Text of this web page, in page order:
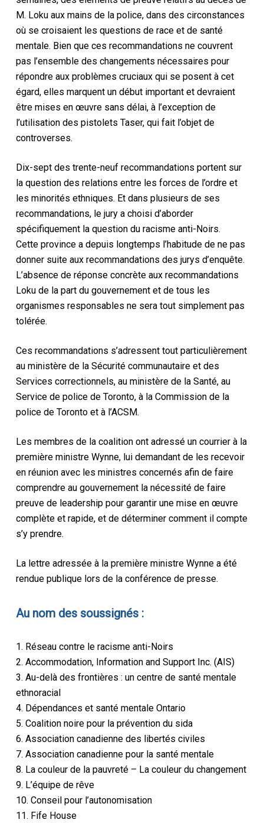
M. Loku aux mains de la police, dans des circonstances
où se croisaient les questions de race et de santé
mentale. Bien que ces recommandations ne couvrent
pas l’ensemble des changements nécessaires pour
répondre aux problèmes cruciaux qui se posent à cet
égard, elles marquent un début important et devraient
être mises en œuvre sans délai, à l’exception de
l’utilisation des pistolets Taser, qui fait l’objet de
controverses.
Dix-sept des trente-neuf recommandations portent sur
la question des relations entre les forces de l’ordre et
les minorités ethniques. Et dans plusieurs de ses
recommandations, le jury a choisi d’aborder
spécifiquement la question du racisme anti-Noirs.
Cette province a depuis longtemps l’habitude de ne pas
donner suite aux recommandations des jurys d’enquête.
L’absence de réponse concrète aux recommandations
Loku de la part du gouvernement et de tous les
organismes responsables ne sera tout simplement pas
tolérée.
Ces recommandations s’adressent tout particulièrement
au ministère de la Sécurité communautaire et des
Services correctionnels, au ministère de la Santé, au
Service de police de Toronto, à la Commission de la
police de Toronto et à l’ACSM.
Les membres de la coalition ont adressé un courrier à la
première ministre Wynne, lui demandant de les recevoir
en réunion avec les ministres concernés afin de faire
comprendre au gouvernement la nécessité de faire
preuve de leadership pour garantir une mise en œuvre
complète et rapide, et de déterminer comment il compte
s’y prendre.
La lettre adressée à la première ministre Wynne a été
rendue publique lors de la conférence de presse.
Au nom des soussignés :
1. Réseau contre le racisme anti-Noirs
2. Accommodation, Information and Support Inc. (AIS)
3. Au-delà des frontières : un centre de santé mentale
ethnoracial
4. Dépendances et santé mentale Ontario
5. Coalition noire pour la prévention du sida
6. Association canadienne des libertés civiles
7. Association canadienne pour la santé mentale
8. La couleur de la pauvreté – La couleur du changement
9. L’équipe de rêve
10. Conseil pour l’autonomisation
11. Fife House